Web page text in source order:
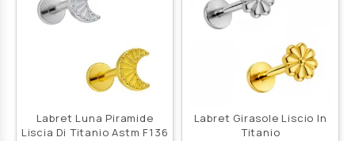
Labret Luna Piramide
Liscia Di Titanio Astm F136
Labret Girasole Liscio In
Titanio